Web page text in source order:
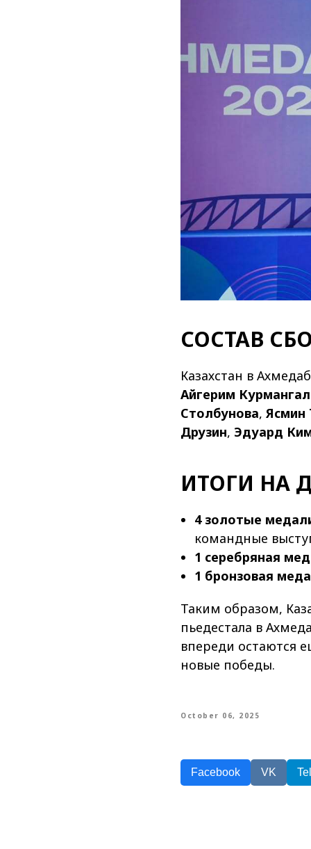
СОСТАВ
Казахстан в
Айгерим
Столбунова, Ясмин
Друзин, Эдуард
ИТОГИ НА
4 золотые
командные
1 серебряная
1 бронзовая
Таким образом,
пьедестала в
впереди остаются
новые победы.
October 06, 2025
Facebook VK